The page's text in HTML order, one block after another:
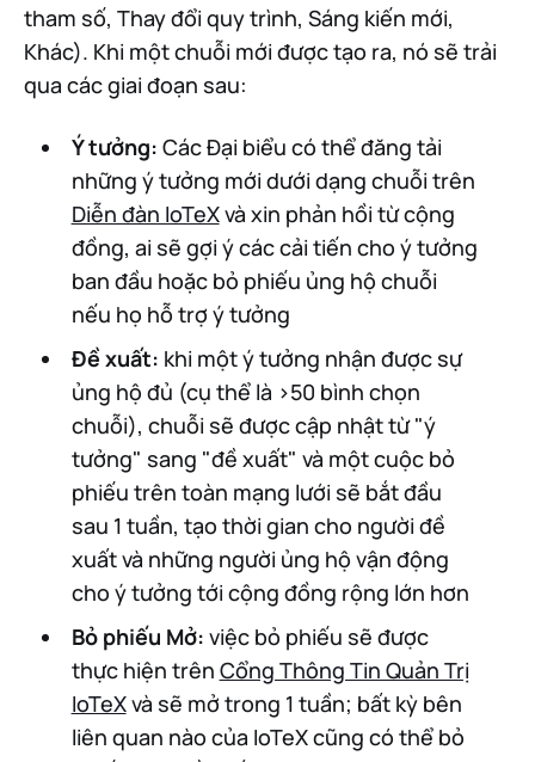
tham số, Thay đổi quy trình, Sáng kiến mới,
Khác). Khi một chuỗi mới được tạo ra, nó sẽ trải
qua các giai đoạn sau:
Ý tưởng: Các Đại biểu có thể đăng tải
những ý tưởng mới dưới dạng chuỗi trên
Diễn đàn IoTeXvà xin phản hồi từ cộng
đồng, ai sẽ gợi ý các cải tiến cho ý tưởng
ban đầu hoặc bỏ phiếu ủng hộ chuỗi
nếu họ hỗ trợ ý tưởng
Đề xuất: khi một ý tưởng nhận được sự
ủng hộ đủ (cụ thể là >50 bình chọn
chuỗi), chuỗi sẽ được cập nhật từ "ý
tưởng" sang "đề xuất" và một cuộc bỏ
phiếu trên toàn mạng lưới sẽ bắt đầu
sau 1 tuần, tạo thời gian cho người đề
xuất và những người ủng hộ vận động
cho ý tưởng tới cộng đồng rộng lớn hơn
Bỏ phiếu Mở: việc bỏ phiếu sẽ được
thực hiện trên Cổng Thông Tin Quản Trị
IoTeXvà sẽ mở trong 1 tuần; bất kỳ bên
liên quan nào của IoTeX cũng có thể bỏ